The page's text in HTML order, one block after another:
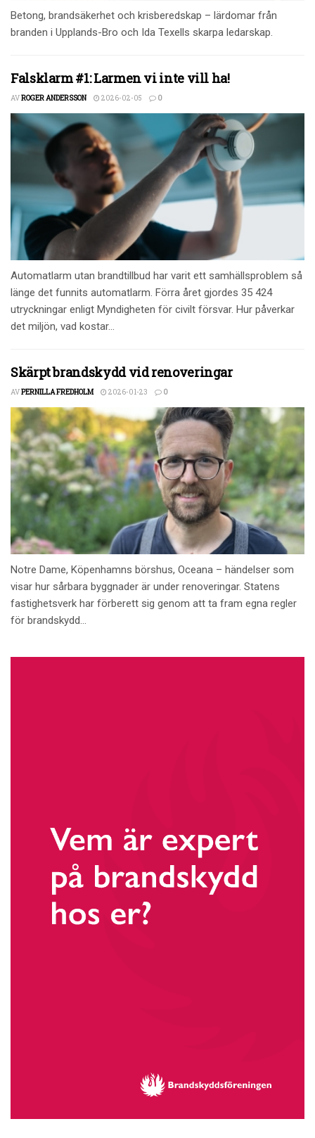
Betong, brandsäkerhet och krisberedskap – lärdomar från
branden i Upplands-Bro och Ida Texells skarpa ledarskap.
Falsklarm #1: Larmen vi inte vill ha!
AVROGER ANDERSSON 2026-02-05 0
Automatlarm utan brandtillbud har varit ett samhällsproblem så
länge det funnits automatlarm. Förra året gjordes 35 424
utryckningar enligt Myndigheten för civilt försvar. Hur påverkar
det miljön, vad kostar...
Skärpt brandskydd vid renoveringar
AVPERNILLA FREDHOLM 2026-01-23 0
Notre Dame, Köpenhamns börshus, Oceana – händelser som
visar hur sårbara byggnader är under renoveringar. Statens
fastighetsverk har förberett sig genom att ta fram egna regler
för brandskydd...